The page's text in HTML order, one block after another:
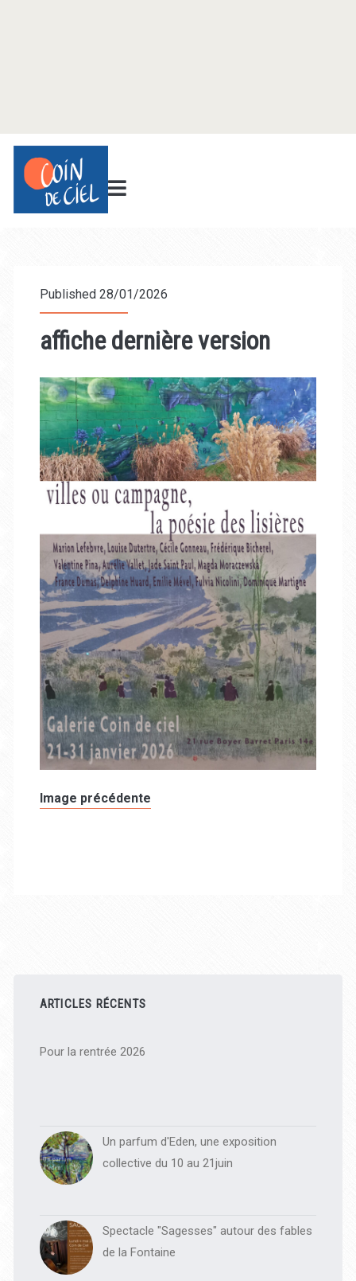
Published 28/01/2026
affiche dernière version
Image précédente
latérale
principale
ARTICLES RÉCENTS
Pour la rentrée 2026
Un parfum d'Eden, une exposition
collective du 10 au 21juin
Spectacle "Sagesses" autour des fables
de la Fontaine